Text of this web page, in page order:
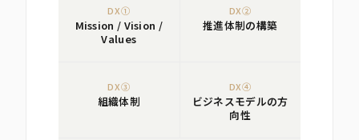
DX①
Mission / Vision /
Values
DX②
推進体制の構築
DX③
組織体制
DX④
ビジネスモデルの方
向性